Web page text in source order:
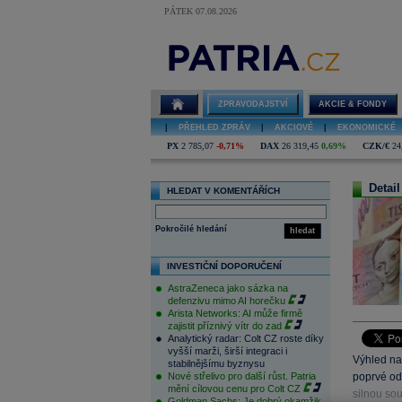
PÁTEK 07.08.2026
ZPRAVODAJSTVÍ AKCIE & FONDY
PŘEHLED ZPRÁV AKCIOVÉ EKONOMICKÉ
PX 2 785,07 -0,71% DAX 26 319,45 0,69% CZK/€
HLEDAT V KOMENTÁŘÍCH
hledat
Pokročilé hledání
INVESTIČNÍ DOPORUČENÍ
AstraZeneca jako sázka na
defenzivu mimo AI horečku
Arista Networks: AI může firmě
zajistit příznivý vítr do zad
Analytický radar: Colt CZ roste díky
vyšší marži, širší integraci i
stabilnějšímu byznysu
Nové střelivo pro další růst. Patria
mění cílovou cenu pro Colt CZ
Výhled
poprvé
silnou